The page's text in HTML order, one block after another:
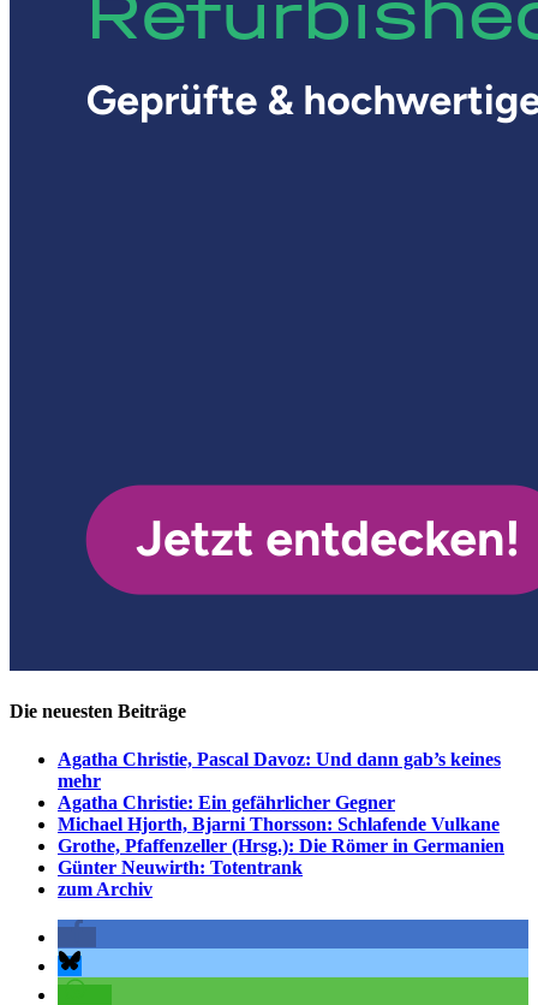
Die neuesten Beiträge
Agatha Christie, Pascal Davoz: Und dann gab’s keines
mehr
Agatha Christie: Ein gefährlicher Gegner
Michael Hjorth, Bjarni Thorsson: Schlafende Vulkane
Grothe, Pfaffenzeller (Hrsg.): Die Römer in Germanien
Günter Neuwirth: Totentrank
zum Archiv